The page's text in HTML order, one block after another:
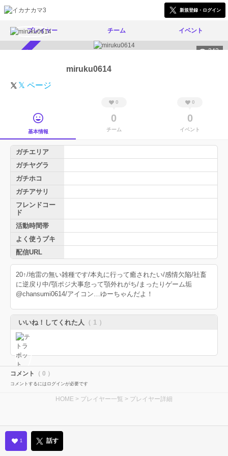
新規登録・ログイン
プレイヤー チーム イベント
243
miruku0614
𝕏 ページ
基本情報
0
0
チーム
0
0
イベント
ガチエリア
ガチヤグラ
ガチホコ
ガチアサリ
フレンドコー
ド
活動時間帯
よく使うブキ
配信URL
20↑/地雷の無い雑種です/本丸に行って癒されたい/感情欠陥/社畜
に逆戻り中/顎ポジ大事怠って顎外れがち/まったりゲーム垢
@chansumi0614/アイコン…ゆーちゃんだよ！
いいね！してくれた人 （ 1 ）
コメント （ 0 ）
コメントするにはログインが必要です
HOME > プレイヤー一覧 > プレイヤー詳細
1 話す